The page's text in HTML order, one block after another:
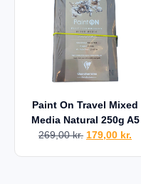
Paint On Travel Mixed
Media Natural 250g A5
269,00kr. 179,00 kr.